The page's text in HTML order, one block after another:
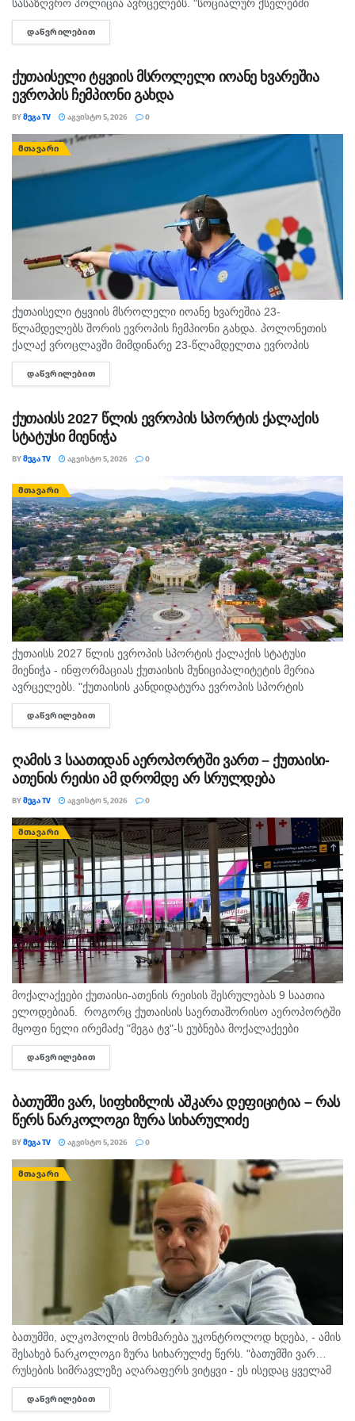
სასაზღვრო პოლიცია ავრცელებს. "სოციალურ ქსელებში
სხვადასხვა გვერდის მეშვეობით გავრცელდა ვიდეომასალა,
რომელშიც ჩანს, რომ ურეკის სანაპიროზე, ჰიდროციკლით
ᲓᲐᲬᲕᲠᲘᲚᲔᲑᲘᲗ
ქუთაისელი ტყვიის მსროლელი იოანე ხვარეშია
ევროპის ჩემპიონი გახდა
BYᲛᲔᲒᲐ TV ᲐᲒᲕᲘᲡᲢᲝ 5, 2026 0
ᲛᲗᲐᲕᲐᲠᲘ
ქუთაისელი ტყვიის მსროლელი იოანე ხვარეშია 23-
წლამდელებს შორის ევროპის ჩემპიონი გახდა. პოლონეთის
ქალაქ ვროცლავში მიმდინარე 23-წლამდელთა ევროპის
ჩემპიონატზე ქუთაისელმა ტყვიის მსროლელმა იოანე
ხვარეშიამ ბრწყინვალედ იასპარეზა და ოქროს მედალი
ᲓᲐᲬᲕᲠᲘᲚᲔᲑᲘᲗ
ქუთაისს 2027 წლის ევროპის სპორტის ქალაქის
სტატუსი მიენიჭა
BYᲛᲔᲒᲐ TV ᲐᲒᲕᲘᲡᲢᲝ 5, 2026 0
ᲛᲗᲐᲕᲐᲠᲘ
ქუთაისს 2027 წლის ევროპის სპორტის ქალაქის სტატუსი
მიენიჭა - ინფორმაციას ქუთაისის მუნიციპალიტეტის მერია
ავრცელებს. "ქუთაისის კანდიდატურა ევროპის სპორტის
დედაქალაქებისა და ქალაქების ფედერაციაში ( ACES )
„ევროპის სპორტის ქალაქი 2027“-ის სტატუსის...
ᲓᲐᲬᲕᲠᲘᲚᲔᲑᲘᲗ
ღამის 3 საათიდან აეროპორტში ვართ – ქუთაისი-
ათენის რეისი ამ დრომდე არ სრულდება
BYᲛᲔᲒᲐ TV ᲐᲒᲕᲘᲡᲢᲝ 5, 2026 0
ᲛᲗᲐᲕᲐᲠᲘ
მოქალაქეები ქუთაისი-ათენის რეისის შესრულებას 9 საათია
ელოდებიან. როგორც ქუთაისის საერთაშორისო აეროპორტში
მყოფი ნელი ირემაძე "მეგა ტვ"-ს ეუბნება მოქალაქეები
შუაღამის შემდეგ ელოდებიან რეისს, თუმცა მათი ფრენა უკვე
ორჯერ გადაიდო. მისივე თქმით...
ᲓᲐᲬᲕᲠᲘᲚᲔᲑᲘᲗ
ბათუმში ვარ, სიფხიზლის აშკარა დეფიციტია – რას
წერს ნარკოლოგი ზურა სიხარულიძე
BYᲛᲔᲒᲐ TV ᲐᲒᲕᲘᲡᲢᲝ 5, 2026 0
ᲛᲗᲐᲕᲐᲠᲘ
ბათუმში, ალკოჰოლის მოხმარება უკონტროლოდ ხდება, - ამის
შესახებ ნარკოლოგი ზურა სიხარულძე წერს. "ბათუმში ვარ…
რუსების სიმრავლეზე აღარაფერს ვიტყვი - ეს ისედაც ყველამ
იცის. მინდა სხვა, უფრო მნიშვნელოვანი საკითხი
გამოვყო.პირველი, რაც თვალში...
ᲓᲐᲬᲕᲠᲘᲚᲔᲑᲘᲗ